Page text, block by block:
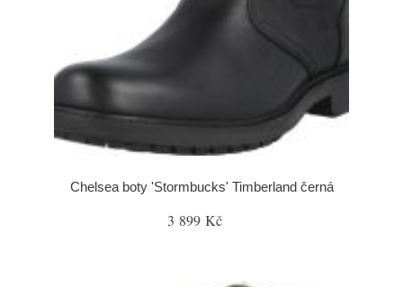
Chelsea boty 'Stormbucks' Timberland černá
3 899 Kč